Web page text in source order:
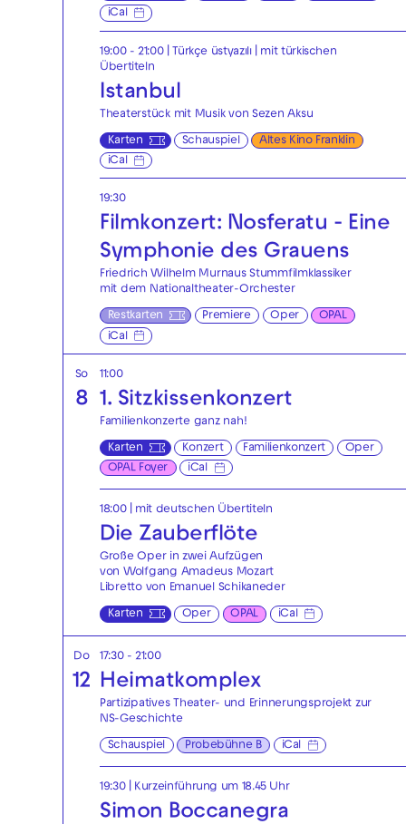
iCal
19:00 - 21:00|
Türkçe üstyazılı | mit türkischen
Übertiteln
Istanbul
Theaterstück mit Musik von Sezen Aksu
Karten Schauspiel
Altes Kino Franklin
iCal
19:30
Filmkonzert: Nosferatu - Eine
Symphonie des Grauens
Friedrich Wilhelm Murnaus Stummfilmklassiker
mit dem Nationaltheater-Orchester
Restkarten Premiere Oper
OPAL
iCal
So
8
11:00
1. Sitzkissenkonzert
Familienkonzerte ganz nah!
Karten Konzert Familienkonzert
Oper
OPAL Foyer
iCal
18:00| mit deutschen Übertiteln
Die Zauberflöte
Große Oper in zwei Aufzügen
von Wolfgang Amadeus Mozart
Libretto von Emanuel Schikaneder
Karten Oper OPAL iCal
Do
12
17:30 - 21:00
Heimatkomplex
Partizipatives Theater- und Erinnerungsprojekt zur
NS-Geschichte
Schauspiel Probebühne B iCal
19:30 | Kurzeinführung um 18.45 Uhr
Simon Boccanegra